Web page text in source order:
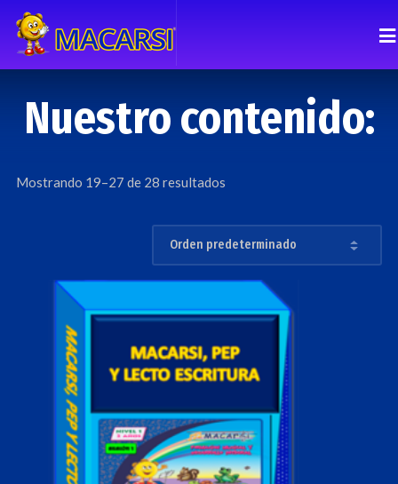
Nuestro contenido:
Mostrando 19–27 de 28 resultados